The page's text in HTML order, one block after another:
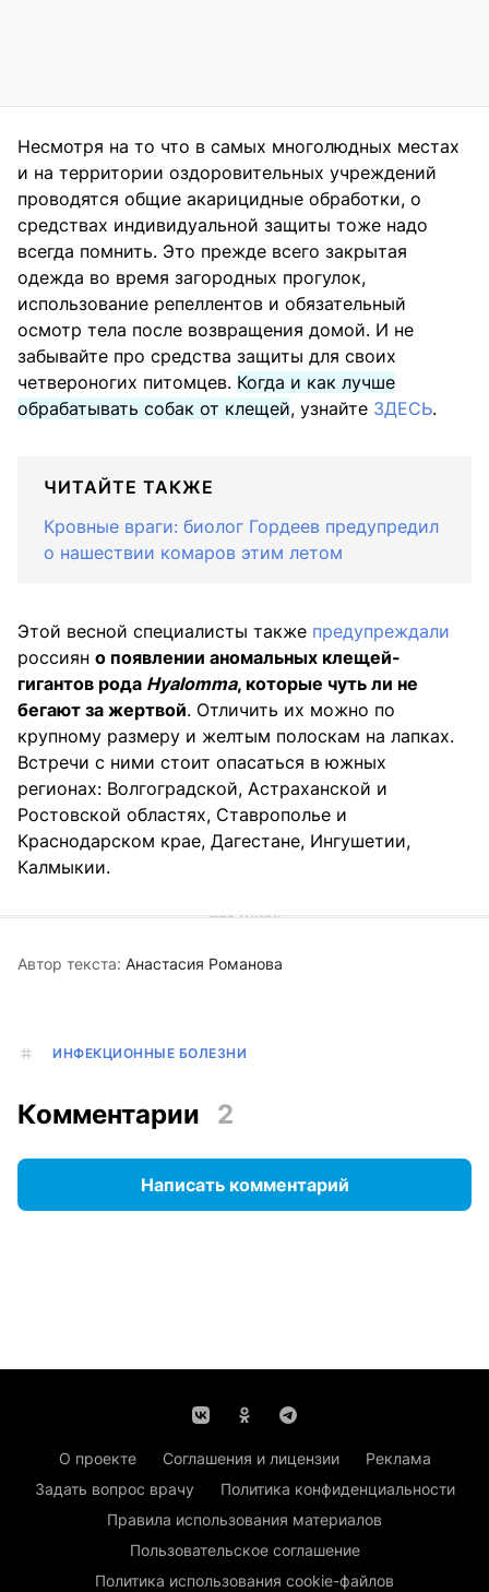
Несмотря на то что в самых многолюдных местах
и на территории оздоровительных учреждений
проводятся общие акарицидные обработки, о
средствах индивидуальной защиты тоже надо
всегда помнить. Это прежде всего закрытая
одежда во время загородных прогулок,
использование репеллентов и обязательный
осмотр тела после возвращения домой. И не
забывайте про средства защиты для своих
четвероногих питомцев. Когда и как лучше
обрабатывать собак от клещей, узнайте ЗДЕСЬ.
ЧИТАЙТЕ ТАКЖЕ
Кровные враги: биолог Гордеев предупредил
о нашествии комаров этим летом
Этой весной специалисты также предупреждали
россиян о появлении аномальных клещей-
гигантов рода Hyalomma, которые чуть ли не
бегают за жертвой. Отличить их можно по
крупному размеру и желтым полоскам на лапках.
Встречи с ними стоит опасаться в южных
регионах: Волгоградской, Астраханской и
Ростовской областях, Ставрополье и
Краснодарском крае, Дагестане, Ингушетии,
Калмыкии.
Автор текста: Анастасия Романова
ИНФЕКЦИОННЫЕ БОЛЕЗНИ
Комментарии 2
Написать комментарий
О проекте Соглашения и лицензии
Реклама
Задать вопрос врачу
Политика конфиденциальности
Правила использования материалов
Пользовательское соглашение
Политика использования cookie-файлов